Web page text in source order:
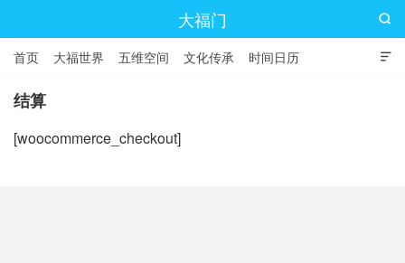
大福门

首页 大福世界 五维空间 文化传承 时间日历

结算
[woocommerce_checkout]